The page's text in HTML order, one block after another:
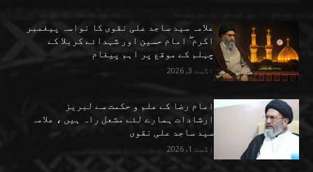
علامہ سید ساجد علی نقوی کا نواسہ پیغمبر
اکرم ۖ امام حسین اور شہدائے کربلا کے
چہلم کے موقع پر اہم پیغام
اگست 3, 2026
امام رضا کے علم و حکمت سے لبریز
ارشادات ہمارے لئے مشعل راہ ہیں ، علامہ
سید ساجد علی نقوی
اگست 1, 2026